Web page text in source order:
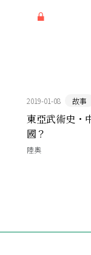
2019-01-08 故事
東亞武術史・
國？
陸奧